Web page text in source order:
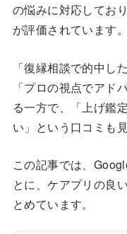
の悩みに対応してお
が評価されています。
「復縁相談で的中し
「プロの視点でアド
る一方で、「上げ鑑
い」という口コミも
この記事では、
とに、ケアプリの良
とめています。